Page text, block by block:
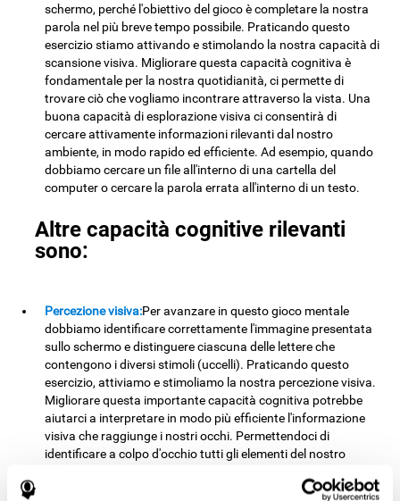
schermo, perché l'obiettivo del gioco è completare la nostra
parola nel più breve tempo possibile. Praticando questo
esercizio stiamo attivando e stimolando la nostra capacità di
scansione visiva. Migliorare questa capacità cognitiva è
fondamentale per la nostra quotidianità, ci permette di
trovare ciò che vogliamo incontrare attraverso la vista. Una
buona capacità di esplorazione visiva ci consentirà di
cercare attivamente informazioni rilevanti dal nostro
ambiente, in modo rapido ed efficiente. Ad esempio, quando
dobbiamo cercare un file all'interno di una cartella del
computer o cercare la parola errata all'interno di un testo.
Altre capacità cognitive rilevanti
sono:
Percezione visiva:Per avanzare in questo gioco mentale
dobbiamo identificare correttamente l'immagine presentata
sullo schermo e distinguere ciascuna delle lettere che
contengono i diversi stimoli (uccelli). Praticando questo
esercizio, attiviamo e stimoliamo la nostra percezione visiva.
Migliorare questa importante capacità cognitiva potrebbe
aiutarci a interpretare in modo più efficiente l'informazione
visiva che raggiunge i nostri occhi. Permettendoci di
identificare a colpo d'occhio tutti gli elementi del nostro
quando dobbiamo leggere e capire un testo, guidare un